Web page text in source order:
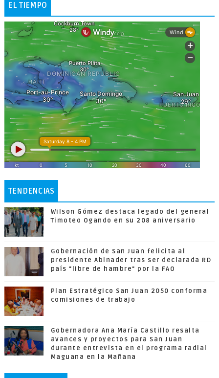
EL TIEMPO
TENDENCIAS
Wilson Gómez destaca legado del general
Timoteo Ogando en su 208 aniversario
Gobernación de San Juan felicita al
presidente Abinader tras ser declarada RD
país "libre de hambre" por la FAO
Plan Estratégico San Juan 2050 conforma
comisiones de trabajo
Gobernadora Ana María Castillo resalta
avances y proyectos para San Juan
durante entrevista en el programa radial
Maguana en la Mañana